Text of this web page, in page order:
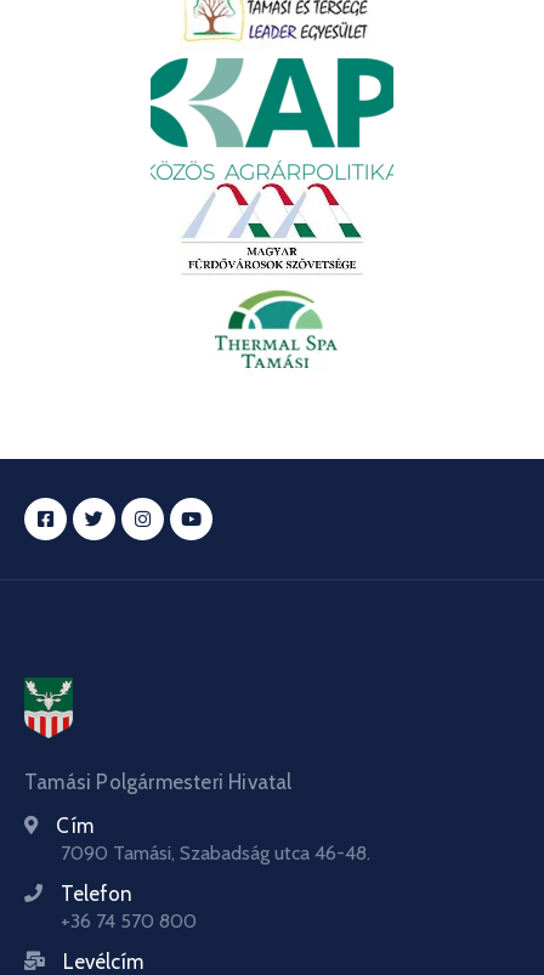
Tamási Polgármesteri Hivatal
Cím
7090 Tamási, Szabadság utca 46-48.
Telefon
+36 74 570 800
Levélcím